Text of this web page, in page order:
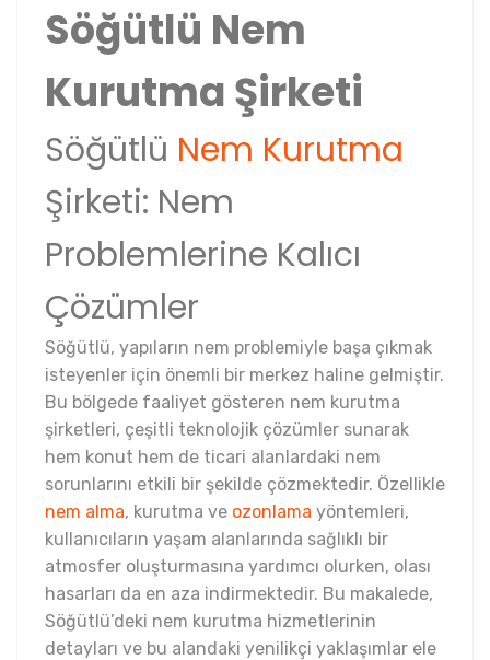
Söğütlü Nem
Kurutma Şirketi
Söğütlü Nem Kurutma
Şirketi: Nem
Problemlerine Kalıcı
Çözümler
Söğütlü, yapıların nem problemiyle başa çıkmak
isteyenler için önemli bir merkez haline gelmiştir.
Bu bölgede faaliyet gösteren nem kurutma
şirketleri, çeşitli teknolojik çözümler sunarak
hem konut hem de ticari alanlardaki nem
sorunlarını etkili bir şekilde çözmektedir. Özellikle
nem alma, kurutma ve ozonlama yöntemleri,
kullanıcıların yaşam alanlarında sağlıklı bir
atmosfer oluşturmasına yardımcı olurken, olası
hasarları da en aza indirmektedir. Bu makalede,
Söğütlü’deki nem kurutma hizmetlerinin
detayları ve bu alandaki yenilikçi yaklaşımlar ele